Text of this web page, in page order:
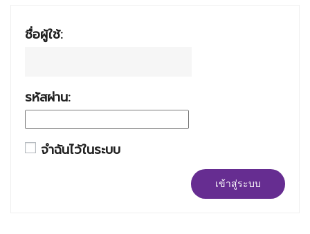
ชื่อผู้ใช้:
รหัสผ่าน:
จำฉันไว้ในระบบ
เข้าสู่ระบบ